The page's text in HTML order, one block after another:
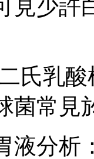
少許
乳酸
菌常見
分析